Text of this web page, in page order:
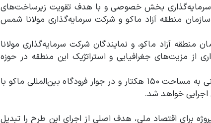
سرمایه‌گذاری بخش خصوصی و با هدف تقویت زیرساخت‌های
سازمان منطقه آزاد ماکو و شرکت سرمایه‌گذاری مولانا شمس
آزاد ماکو، و نمایندگان شرکت سرمایه‌گذاری مولانا
از مزیت‌های جغرافیایی و استراتژیک این منطقه در حوزه
بر اساس این توافق، طرح احداث هاب لجستیک ماکو در زمینی به مساحت ۱۵۰ هکتار و در جوار فرودگاه بین‌المللی ماکو با
برای اقتصاد ملی، هدف اصلی از اجرای این طرح را تبدیل